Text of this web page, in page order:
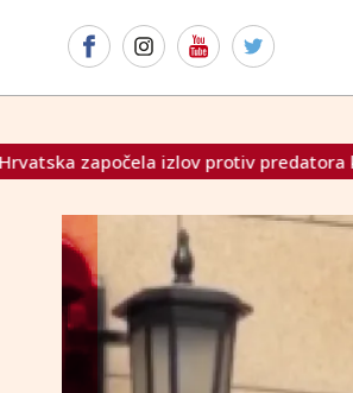
predatora koji se brzo širi Jadranom